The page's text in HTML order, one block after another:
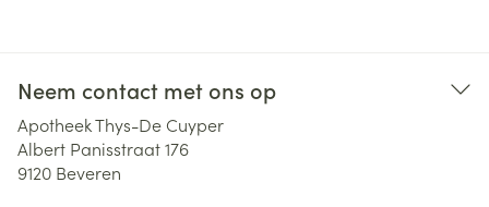
Neem contact met ons op
Apotheek Thys-De Cuyper
Albert Panisstraat 176
9120 Beveren